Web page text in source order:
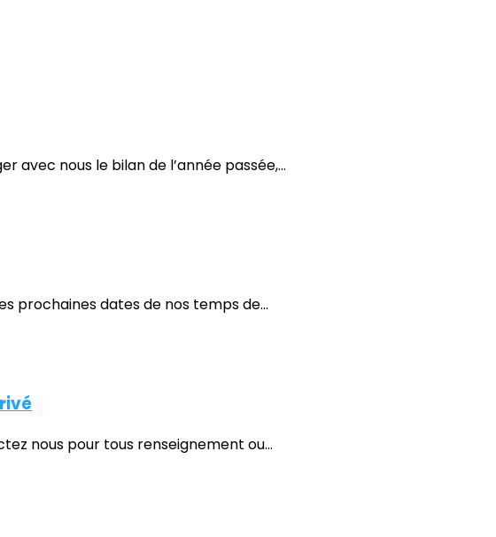
avec nous le bilan de l’année passée,...
prochaines dates de nos temps de...
nous pour tous renseignement ou...